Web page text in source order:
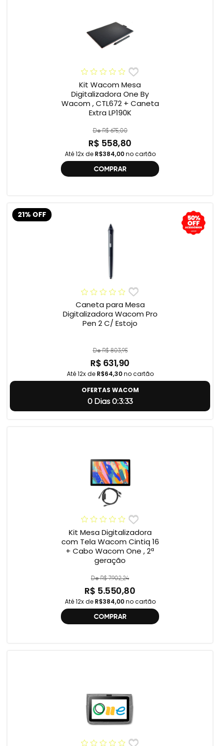
Kit Wacom Mesa
Digitalizadora One By
Wacom , CTL672 + Caneta
Extra LP190K
De R$ 675,00
R$ 558,80
Até 12x de R$384,00no cartão
COMPRAR
21% OFF
Caneta para Mesa
Digitalizadora Wacom Pro
Pen 2 C/ Estojo
De R$ 803,95
R$ 631,90
Até 12x de R$64,30no cartão
OFERTAS WACOM
0 Dias 0:3:32
Kit Mesa Digitalizadora
com Tela Wacom Cintiq 16
+ Cabo Wacom One , 2ª
geração
De R$ 7.902,24
R$ 5.550,80
Até 12x de R$384,00no cartão
COMPRAR